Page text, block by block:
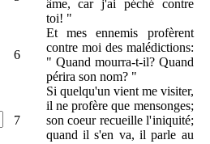
âme, car j'ai péché contre
toi! "
6
Et mes ennemis profèrent
contre moi des malédictions:
" Quand mourra-t-il? Quand
périra son nom? "
7
Si quelqu'un vient me visiter,
il ne profère que mensonges;
son coeur recueille l'iniquité;
quand il s'en va, il parle au